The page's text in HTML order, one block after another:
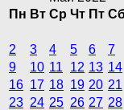
Пн Вт Ср Чт Пт
2
3 4 5 6 7
9
10 11 12 13 14
16 17 18 19 20 21
23 24 25 26 27 28